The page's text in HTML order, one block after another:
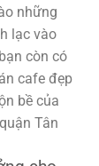
những
lạc vào
còn có
cafe đẹp
bề của
Tân